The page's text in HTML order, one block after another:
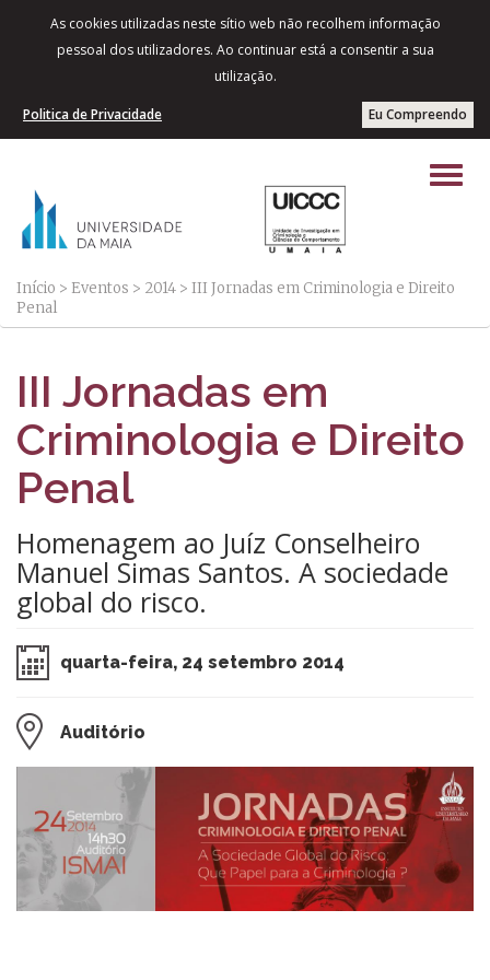
As cookies utilizadas neste sítio web não recolhem informação
pessoal dos utilizadores. Ao continuar está a consentir a sua
utilização.
Eu Compreendo
Politica de Privacidade
Início > Eventos > 2014 > III Jornadas em Criminologia e Direito
Penal
III Jornadas em
Criminologia e Direito
Penal
Homenagem ao Juíz Conselheiro
Manuel Simas Santos. A sociedade
global do risco.
quarta-feira, 24 setembro 2014
Auditório